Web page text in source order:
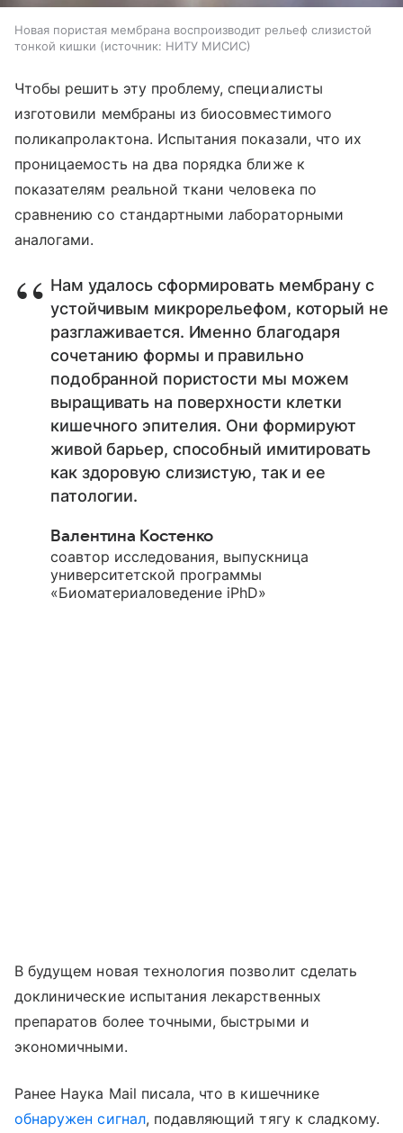
Новая пористая мембрана воспроизводит рельеф слизистой
тонкой кишки
источник: НИТУ МИСИС
Чтобы решить эту проблему, специалисты
изготовили мембраны из биосовместимого
поликапролактона. Испытания показали, что их
проницаемость на два порядка ближе к
показателям реальной ткани человека по
сравнению со стандартными лабораторными
аналогами.
Нам удалось сформировать мембрану с
устойчивым микрорельефом, который не
разглаживается. Именно благодаря
сочетанию формы и правильно
подобранной пористости мы можем
выращивать на поверхности клетки
кишечного эпителия. Они формируют
живой барьер, способный имитировать
как здоровую слизистую, так и ее
патологии.
Валентина Костенко
соавтор исследования, выпускница
университетской программы
«Биоматериаловедение iPhD»
В будущем новая технология позволит сделать
доклинические испытания лекарственных
препаратов более точными, быстрыми и
экономичными.
Ранее Наука Mail писала, что в кишечнике
обнаружен сигнал, подавляющий тягу к сладкому.